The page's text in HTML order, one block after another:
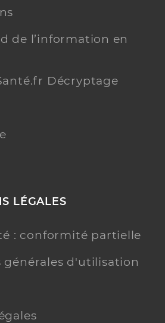
de l’information en
Décryptage
LÉGALES
: conformité partielle
générales d'utilisation